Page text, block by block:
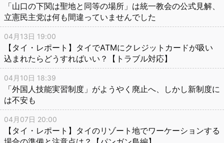
「山口の下関は聖地と同等の場所」は統一教会の公式見解、
立憲民主党は何も間違っていませんでした
04月13日 19:00
【タイ・レポート】タイでATMにクレジットカードが吸い
込まれたらどうすればいい？【トラブル対応】
04月10日 18:39
「外国人技能実習制度」がようやく廃止へ、しかし新制度に
は不安も
04月07日 20:00
【タイ・レポート】タイのリゾート地でワーケーションする